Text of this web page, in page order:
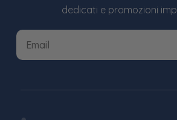
dedicati e promozioni